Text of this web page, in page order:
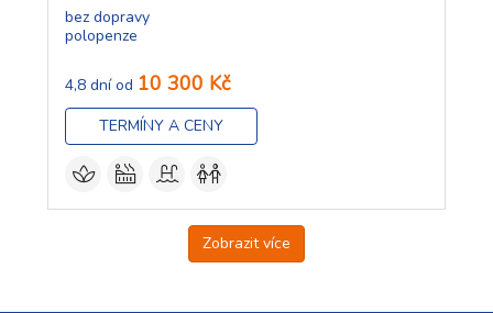
bez dopravy
polopenze
4,8 dní od 10 300 Kč
TERMÍNY A CENY
Zobrazit více